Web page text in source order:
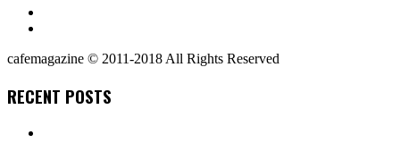
cafemagazine © 2011-2018 All Rights Reserved
RECENT POSTS